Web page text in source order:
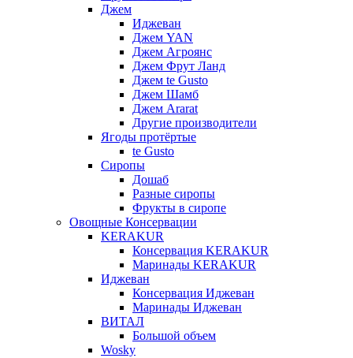
Джем
Иджеван
Джем YAN
Джем Агроянс
Джем Фрут Ланд
Джем te Gusto
Джем Шамб
Джем Ararat
Другие производители
Ягоды протёртые
te Gusto
Сиропы
Дошаб
Разные сиропы
Фрукты в сиропе
Овощные Консервации
KERAKUR
Консервация KERAKUR
Маринады KERAKUR
Иджеван
Консервация Иджеван
Маринады Иджеван
ВИТАЛ
Большой объем
Wosky